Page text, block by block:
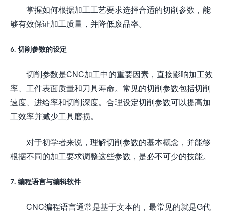
掌握如何根据加工工艺要求选择合适的切削参数，能
够有效保证加工质量，并降低废品率。
6. 切削参数的设定
切削参数是CNC加工中的重要因素，直接影响加工效
率、工件表面质量和刀具寿命。常见的切削参数包括切削
速度、进给率和切削深度。合理设定切削参数可以提高加
工效率并减少工具磨损。
对于初学者来说，理解切削参数的基本概念，并能够
根据不同的加工要求调整这些参数，是必不可少的技能。
7. 编程语言与编辑软件
CNC编程语言通常是基于文本的，最常见的就是G代